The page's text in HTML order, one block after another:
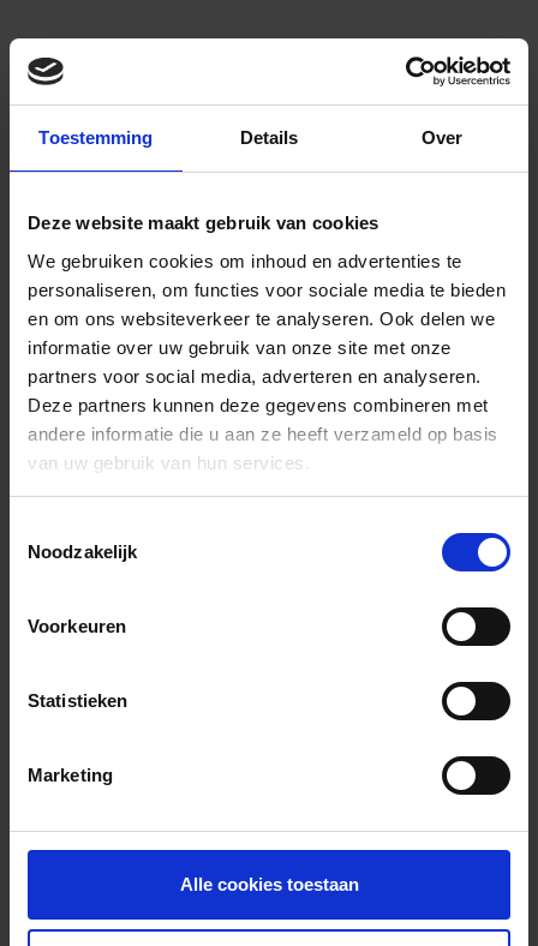
Toestemming Details Over
Deze website maakt gebruik van cookies
We gebruiken cookies om inhoud en advertenties te
personaliseren, om functies voor sociale media te bieden
en om ons websiteverkeer te analyseren. Ook delen we
informatie over uw gebruik van onze site met onze
partners voor social media, adverteren en analyseren.
Deze partners kunnen deze gegevens combineren met
andere informatie die u aan ze heeft verzameld op basis
van uw gebruik van hun services.
Noodzakelijk
Voorkeuren
Statistieken
Marketing
Alle cookies toestaan